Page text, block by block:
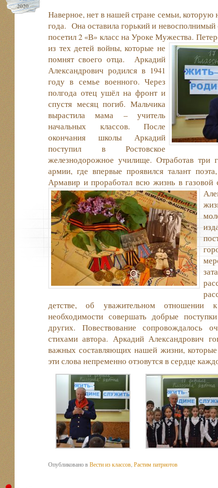
2020
Наверное, нет в нашей стране семьи, которую
года. Она оставила горький и невосполнимый
посетил 2 «В» класс на Уроке Мужества.
из тех детей войны, которые не
помнят своего отца. Аркадий
Александрович родился в 1941
году в семье военного. Через
полгода отец ушёл на фронт и
спустя месяц погиб. Мальчика
вырастила мама – учитель
начальных классов. После
окончания школы Аркадий
поступил в Ростовское
железнодорожное училище. Отработав
армии, где впервые проявился талант
Армавир и проработал всю жизнь в
детстве, об уважительном отношении
необходимости совершать добрые
других. Повествование сопровождалось
стихами автора. Аркадий Александрович
важных составляющих нашей жизни,
эти слова непременно отзовутся в сердце
Опубликовано вВести из классов Растим патриотов